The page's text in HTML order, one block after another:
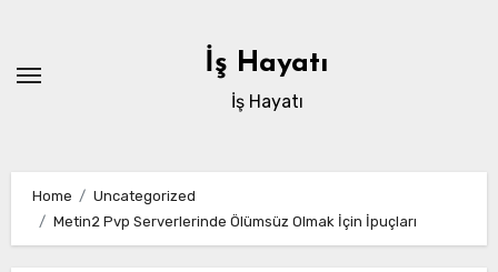
content
İş Hayatı
İş Hayatı
Home
Uncategorized
Metin2 Pvp Serverlerinde Ölümsüz Olmak İçin İpuçları